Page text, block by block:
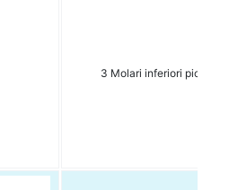
3 Molari inferiori piccoli 1